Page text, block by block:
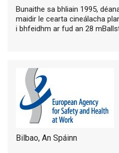
Bunaithe sa bhliain 1995,
maidir le cearta cineálacha
i bhfeidhm ar fud an 28
Bilbao, An Spáinn